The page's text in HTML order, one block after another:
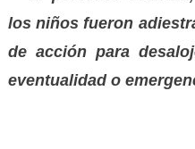
los niños fueron
de acción para
eventualidad o